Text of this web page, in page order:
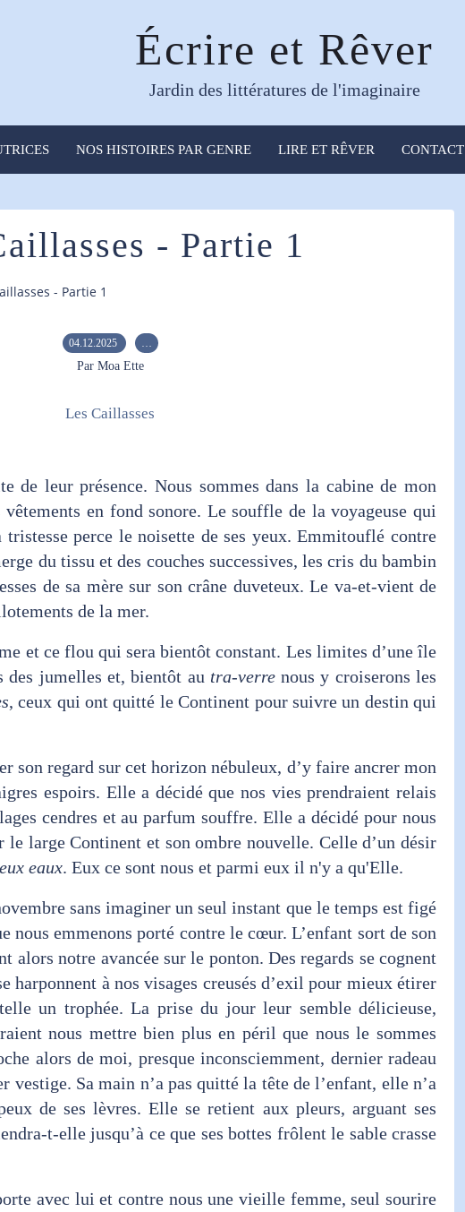
Écrire et Rêver
Jardin des littératures de l'imaginaire
NOS HISTOIRES PAR GENRE LIRE ET RÊVER CONTACT
- Partie 1
- Partie 1
04.12.2025
Par Moa Ette
Les Caillasses
de leur présence. Nous sommes dans la cabine de mon
en fond sonore. Le souffle de la voyageuse qui
tristesse perce le noisette de ses yeux. Emmitouflé contre
du tissu et des couches successives, les cris du bambin
de sa mère sur son crâne duveteux. Le va-et-vient de
de la mer.
et ce flou qui sera bientôt constant. Les limites d’une île
des jumelles et, bientôt au tra-verrenous y croiserons les
, ceux qui ont quitté le Continent pour suivre un destin qui
son regard sur cet horizon nébuleux, d’y faire ancrer mon
espoirs. Elle a décidé que nos vies prendraient relais
cendres et au parfum souffre. Elle a décidé pour nous
le large Continent et son ombre nouvelle. Celle d’un désir
eaux. Eux ce sont nous et parmi eux il n'y a qu'Elle.
sans imaginer un seul instant que le temps est figé
nous emmenons porté contre le cœur. L’enfant sort de son
alors notre avancée sur le ponton. Des regards se cognent
harponnent à nos visages creusés d’exil pour mieux étirer
un trophée. La prise du jour leur semble délicieuse,
nous mettre bien plus en péril que nous le sommes
alors de moi, presque inconsciemment, dernier radeau
vestige. Sa main n’a pas quitté la tête de l’enfant, elle n’a
de ses lèvres. Elle se retient aux pleurs, arguant ses
t-elle jusqu’à ce que ses bottes frôlent le sable crasse
avec lui et contre nous une vieille femme, seul sourire